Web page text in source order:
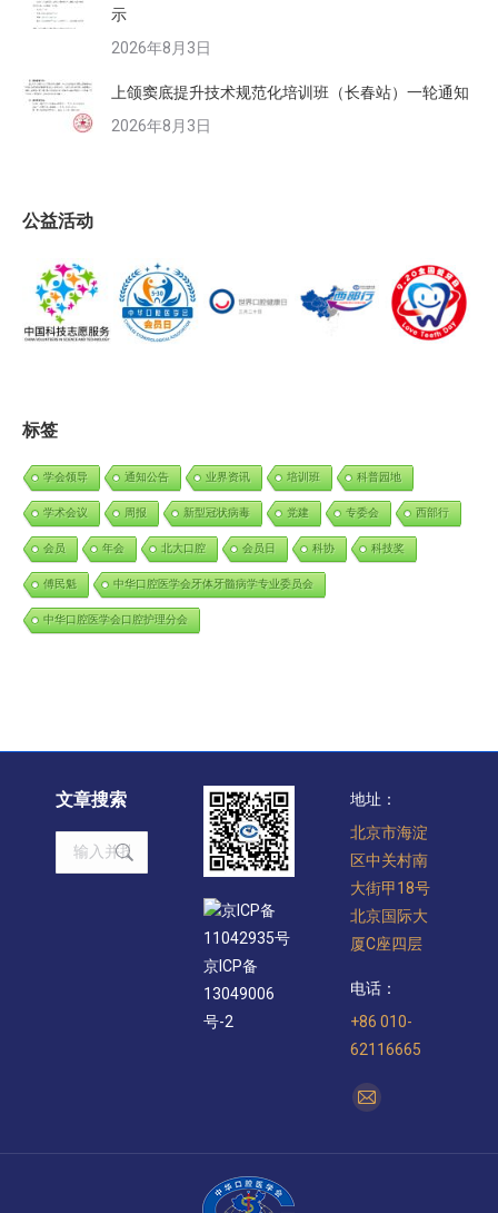
示
2026年8月3日
上颌窦底提升技术规范化培训班（长春站）一轮通知
2026年8月3日
公益活动
标签
学会领导 通知公告 业界资讯 培训班 科普园地
学术会议 周报 新型冠状病毒 党建 专委会 西部行
会员 年会 北大口腔 会员日 科协 科技奖
傅民魁 中华口腔医学会牙体牙髓病学专业委员会
中华口腔医学会口腔护理分会
文章搜索
Search:
京ICP备
11042935号
京ICP备
13049006
号-2
地址：
北京市海淀
区中关村南
大街甲18号
北京国际大
厦C座四层
电话：
+86 010-
62116665
找到我们：
Mail